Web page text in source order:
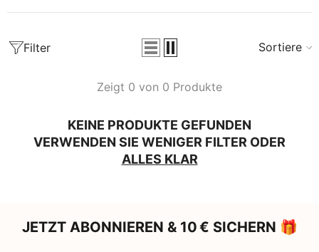
Filter Sortieren
Zeigt 0 von 0 Produkte
KEINE PRODUKTE GEFUNDEN
VERWENDEN SIE WENIGER FILTER ODER
ALLES KLAR
JETZT ABONNIEREN & 10 € SICHERN 🎁